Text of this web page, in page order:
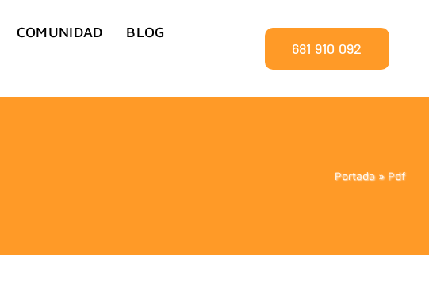
COMUNIDAD
BLOG
681 910 092
Portada» Pdf